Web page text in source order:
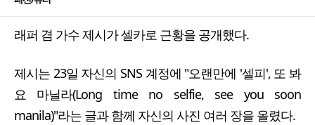
래퍼 겸 가수 제시가 셀카로 근황을 공개했다.
제시는 23일 자신의 SNS 계정에 "오랜만에 '셀피', 또 봐
요 마닐라(Long time no selfie, see you soon
manila)"라는 글과 함께 자신의 사진 여러 장을 올렸다.